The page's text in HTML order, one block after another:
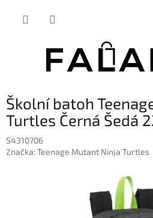
Školní batoh
Turtles Černá Šedá
S4310706
Značka:Teenage Mutant Ninja Turtles